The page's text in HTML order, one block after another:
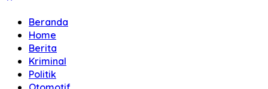
Beranda
Home
Berita
Kriminal
Politik